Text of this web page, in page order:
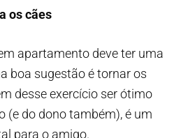
os cães
apartamento deve ter uma
boa sugestão é tornar os
desse exercício ser ótimo
(e do dono também), é um
para o amigo.